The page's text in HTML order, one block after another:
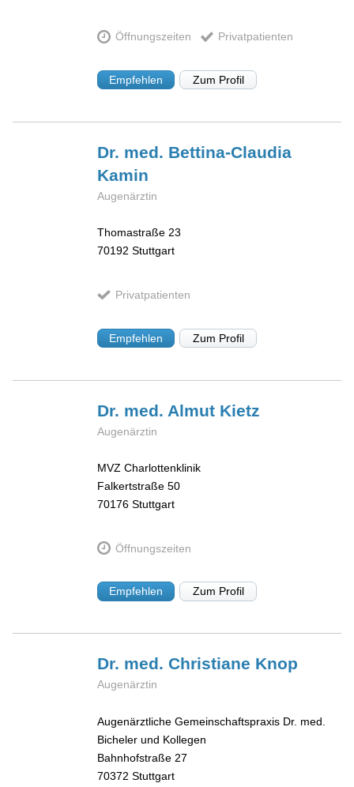
Öffnungszeiten Privatpatienten
Empfehlen Zum Profil
Dr. med. Bettina-Claudia
Kamin
Augenärztin
Thomastraße 23
70192 Stuttgart
Privatpatienten
Empfehlen Zum Profil
Dr. med. Almut Kietz
Augenärztin
MVZ Charlottenklinik
Falkertstraße 50
70176 Stuttgart
Öffnungszeiten
Empfehlen Zum Profil
Dr. med. Christiane Knop
Augenärztin
Augenärztliche Gemeinschaftspraxis Dr. med.
Bicheler und Kollegen
Bahnhofstraße 27
70372 Stuttgart